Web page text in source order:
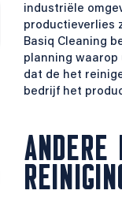
industriële
productieverlies
Basiq Cleaning
planning waarop
dat de het
bedrijf het
ANDERE